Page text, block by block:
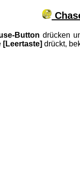
Button drücken
[Leertaste] drückt,